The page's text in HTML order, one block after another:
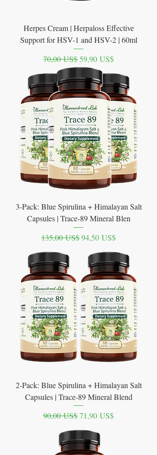
Herpes Cream | Herpaloss Effective
Support for HSV-1 and HSV-2 | 60ml
Precio
70,00 US$ Precio de oferta
59,90 US$
3-Pack: Blue Spirulina + Himalayan Salt
Capsules | Trace-89 Mineral Blen
Precio
135,00 US$Precio de oferta
94,50 US$
2-Pack: Blue Spirulina + Himalayan Salt
Capsules | Trace-89 Mineral Blend
Precio
90,00 US$Precio de oferta
71,90 US$